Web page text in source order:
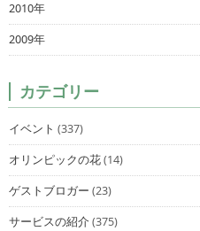
2010年
2009年
カテゴリー
イベント (337)
オリンピックの花(14)
ゲストブロガー (23)
サービスの紹介(375)